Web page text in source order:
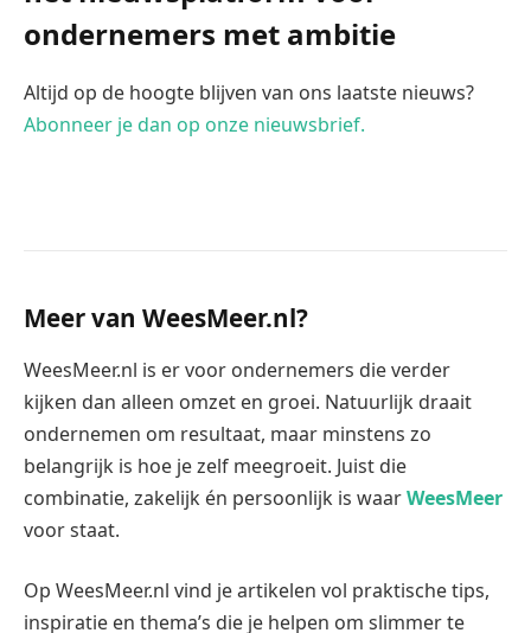
ondernemers met ambitie
Altijd op de hoogte blijven van ons laatste nieuws?
Abonneer je dan op onze nieuwsbrief.
Meer van WeesMeer.nl?
WeesMeer.nl is er voor ondernemers die verder
kijken dan alleen omzet en groei. Natuurlijk draait
ondernemen om resultaat, maar minstens zo
belangrijk is hoe je zelf meegroeit. Juist die
combinatie, zakelijk én persoonlijk is waarWeesMeer
voor staat.
Op WeesMeer.nl vind je artikelen vol praktische tips,
inspiratie en thema’s die je helpen om slimmer te